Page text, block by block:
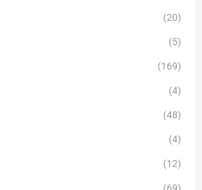
(20)
(5)
(169)
(4)
(48)
(4)
(12)